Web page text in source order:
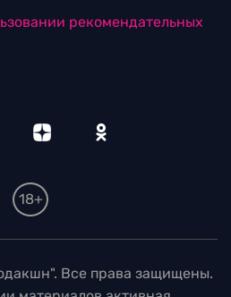
рекомендательных
18+
Все права защищены.